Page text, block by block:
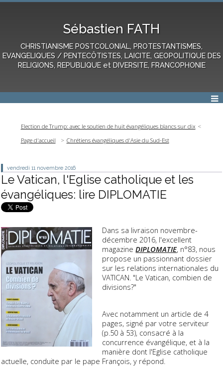
Sébastien FATH
CHRISTIANISME POSTCOLONIAL, PROTESTANTISMES,
EVANGELIQUES / PENTECÔTISTES, LAICITE, GEOPOLITIQUE DES
RELIGIONS, REPUBLIQUE et DIVERSITE, FRANCOPHONIE
Election de Trump: avec le soutien de huit évangéliques blancs sur dix
Page d'accueil
Chrétiens évangéliques d'Asie du Sud-Est
vendredi 11 novembre 2016
Le Vatican, l'Eglise catholique et les
évangéliques: lire DIPLOMATIE
Dans sa livraison novembre-
décembre 2016, l'excellent
magazineDIPLOMATIE, n°83, nous
propose un passionnant dossier
sur les relations internationales du
VATICAN. "Le Vatican, combien de
divisions?"
Avec notamment un article de 4
pages, signé par votre serviteur
(p.50 à 53), consacré à la
concurrence évangélique, et à la
manière dont l'Eglise catholique
actuelle, conduite par le pape François, y répond.